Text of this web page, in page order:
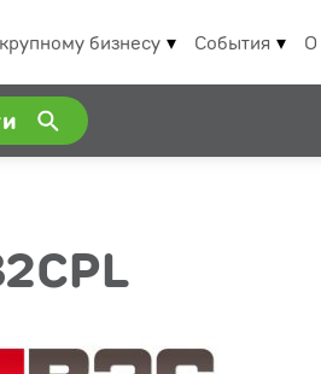
бизнесу События О